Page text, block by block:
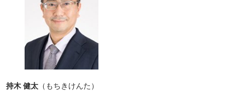
持木 健太 （もちきけんた）